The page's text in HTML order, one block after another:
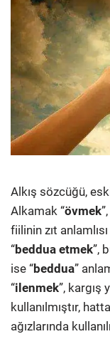
Alkış sözcüğü,
Alkamak “övmek
fiilinin zıt
“beddua etmek”,
ise “beddua”
“ilenmek”, kargış
kullanılmıştır,
ağızlarında